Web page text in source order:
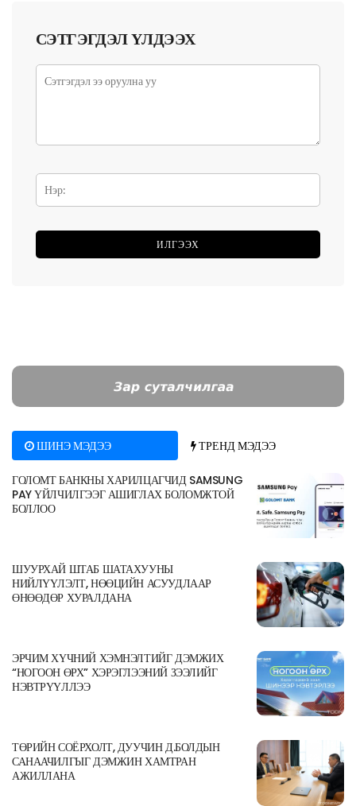
СЭТГЭГДЭЛ ҮЛДЭЭХ
ШИНЭ МЭДЭЭ ТРЕНД МЭДЭЭ
ГОЛОМТ БАНКНЫ ХАРИЛЦАГЧИД SAMSUNG
PAY ҮЙЛЧИЛГЭЭГ АШИГЛАХ БОЛОМЖТОЙ
БОЛЛОО
ШУУРХАЙ ШТАБ ШАТАХУУНЫ
НИЙЛҮҮЛЭЛТ, НӨӨЦИЙН АСУУДЛААР
ӨНӨӨДӨР ХУРАЛДАНА
ЭРЧИМ ХҮЧНИЙ ХЭМНЭЛТИЙГ ДЭМЖИХ
“НОГООН ӨРХ” ХЭРЭГЛЭЭНИЙ ЗЭЭЛИЙГ
НЭВТРҮҮЛЛЭЭ
ТӨРИЙН СОЁРХОЛТ, ДУУЧИН Д.БОЛДЫН
САНААЧИЛГЫГ ДЭМЖИН ХАМТРАН
АЖИЛЛАНА